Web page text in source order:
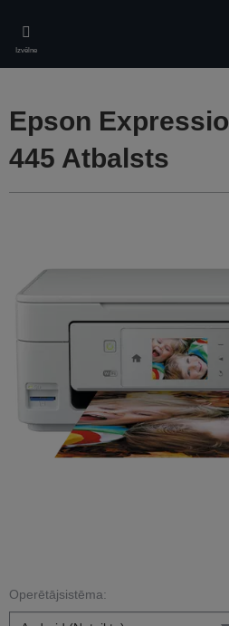
main
content
Izvēlne
Epson
445 Atbalsts
Operētājsistēma: